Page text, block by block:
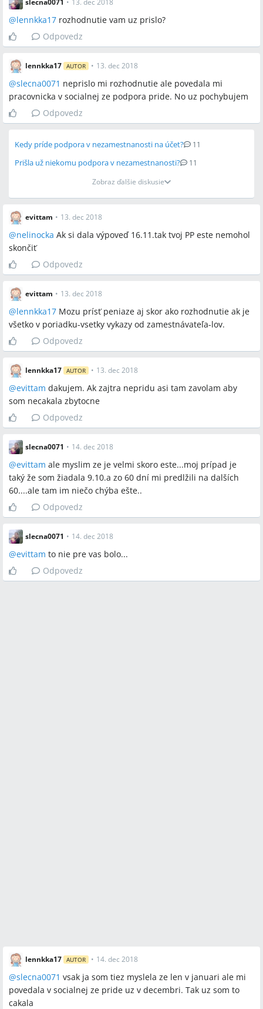
slecna0071 • 13. dec 2018
@lennkka17 rozhodnutie vam uz prislo?
Odpovedz
lennkka17 AUTOR • 13. dec 2018
@slecna0071 neprislo mi rozhodnutie ale povedala mi
pracovnicka v socialnej ze podpora pride. No uz pochybujem
Odpovedz
Kedy príde podpora v nezamestnanosti na účet? 11
Prišla už niekomu podpora v nezamestnanosti?
11
Zobraz ďalšie diskusie
evittam • 13. dec 2018
@nelinocka Ak si dala výpoveď 16.11.tak tvoj PP este nemohol
skončiť
Odpovedz
evittam • 13. dec 2018
@lennkka17 Mozu prísť peniaze aj skor ako rozhodnutie ak je
všetko v poriadku-vsetky vykazy od zamestnávateľa-lov.
Odpovedz
lennkka17 AUTOR • 13. dec 2018
@evittam dakujem. Ak zajtra nepridu asi tam zavolam aby
som necakala zbytocne
Odpovedz
slecna0071 • 14. dec 2018
@evittam ale myslim ze je velmi skoro este...moj prípad je
taký že som žiadala 9.10.a zo 60 dní mi predlžili na dalších
60....ale tam im niečo chýba ešte..
Odpovedz
slecna0071 • 14. dec 2018
@evittam to nie pre vas bolo...
Odpovedz
lennkka17 AUTOR • 14. dec 2018
@slecna0071 vsak ja som tiez myslela ze len v januari ale mi
povedala v socialnej ze pride uz v decembri. Tak uz som to
cakala